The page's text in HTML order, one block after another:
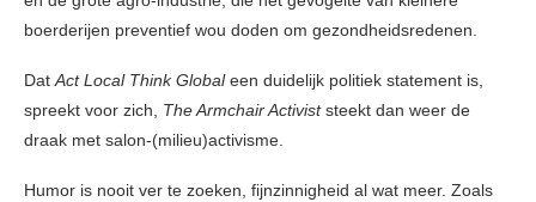
boerderijen preventief wou doden om gezondheidsredenen.
DatAct Local Think Globaleen duidelijk politiek statement is,
spreekt voor zich, The Armchair Activiststeekt dan weer de
draak met salon-(milieu)activisme.
Humor is nooit ver te zoeken, fijnzinnigheid al wat meer. Zoals